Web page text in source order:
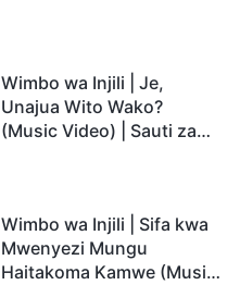
Wimbo wa Injili | Je,
Unajua Wito Wako?
(Music Video) | Sauti za
Wimbo wa Injili | Sifa kwa
Mwenyezi Mungu
Haitakoma Kamwe (Music